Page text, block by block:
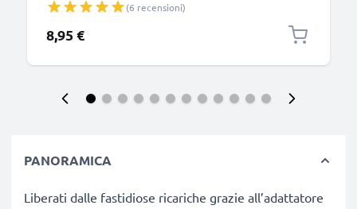
fotocamera Canon, Panasonic Lumix, Sony
connettore tipo C
(6 recensioni)
8,95 €
PANORAMICA
Liberati dalle fastidiose ricariche grazie all’adattatore